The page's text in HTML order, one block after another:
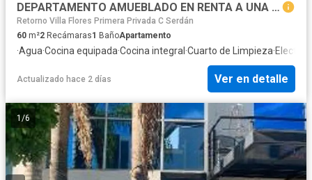
DEPARTAMENTO AMUEBLADO EN RENTA A UNA CALLE DE CAMINO REAL
Retorno Villa Flores Primera Privada C Serdán
60 m²2 Recámaras1 BañoApartamento
·Agua·Cocina equipada·Cocina integral ·Cuarto de Limpieza·
Actualizado hace 2 días Ver en detalle
1 /6